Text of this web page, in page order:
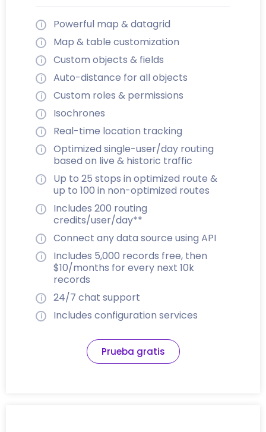
Powerful map & datagrid
Map & table customization
Custom objects & fields
Auto-distance for all objects
Custom roles & permissions
Isochrones
Real-time location tracking
Optimized single-user/day routing
based on live & historic traffic
Up to 25 stops in optimized route &
up to 100 in non-optimized routes
Includes 200 routing
credits/user/day**
Connect any data source using API
Includes 5,000 records free, then
$10/months for every next 10k
records
24/7 chat support
Includes configuration services
Prueba gratis